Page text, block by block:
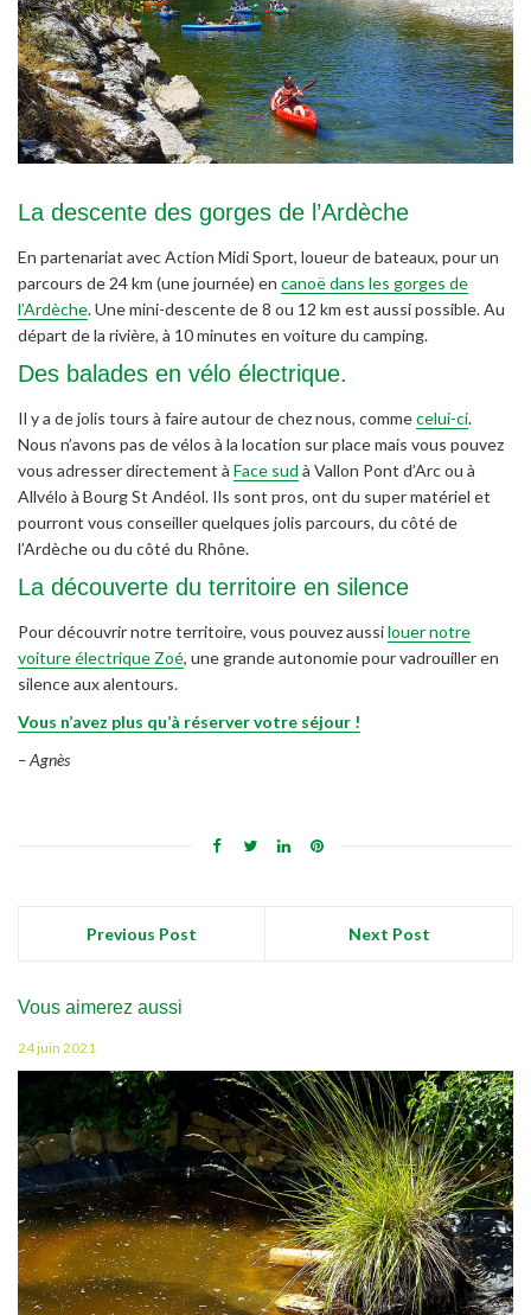
La descente des gorges de l’Ardèche
En partenariat avec Action Midi Sport, loueur de bateaux, pour un
parcours de 24 km (une journée) en canoë dans les gorges de
l’Ardèche. Une mini-descente de 8 ou 12 km est aussi possible. Au
départ de la rivière, à 10 minutes en voiture du camping.
Des balades en vélo électrique.
Il y a de jolis tours à faire autour de chez nous, commecelui-ci.
Nous n’avons pas de vélos à la location sur place mais vous pouvez
vous adresser directement à Face sud à Vallon Pont d’Arc ou à
Allvélo à Bourg St Andéol. Ils sont pros, ont du super matériel et
pourront vous conseiller quelques jolis parcours, du côté de
l’Ardèche ou du côté du Rhône.
La découverte du territoire en silence
Pour découvrir notre territoire, vous pouvez aussilouer notre
voiture électrique Zoé, une grande autonomie pour vadrouiller en
silence aux alentours.
Vous n’avez plus qu’à réserver votre séjour !
– Agnès
Previous Post Next Post
Vous aimerez aussi
24 juin 2021